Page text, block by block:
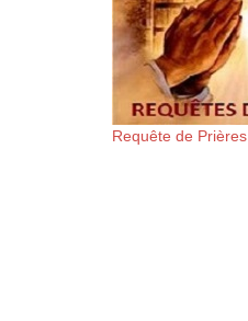
Requête de Prières